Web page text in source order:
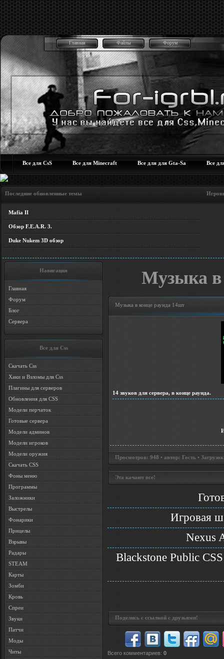
Главная Файлы Форум
Все для CsS Все для Minecraft Все для для Gta-Sa Все
Последние обновленные темы Игровые
Mafia II
Обзор F.E.A.R. 3.
Duke Nukem 3D обзор
Навигация
Главная
Форум
Блог
Сервера
Все для Css
Скачать Css
Хаки и Взломы для Css
Плагины для серверов
Обновления для CSS
Модели перчаток
Готовые сервера
Модели админов
Модели игроков
Модели оружия
Скачать CSS
Фоны меню
Программы
Заложники
Выстрелы
Фонарики
Прицелы
Взрывы
Радары
STEAM
Карты
Зомби
Кровь
Спреи
Звуки
Патчи
Моды
Читы
Музыка в
Музыка в конце раунда 14шт
14 звуков для сервера, в конце раунда.
Просмотров: 948 • автор: Гость •
Эта качают все!
Игровая
Nexus
Blackstone Public
Поделись с ссылкой с друзьями!
Всего комментариев: 0